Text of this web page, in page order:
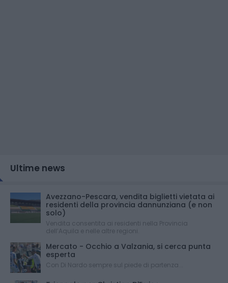
Ultime news
Avezzano-Pescara, vendita biglietti vietata ai
residenti della provincia dannunziana (e non
solo)
Vendita consentita ai residenti nella Provincia
dell’Aquila e nelle altre regioni.
Mercato - Occhio a Valzania, si cerca punta
esperta
Con Di Nardo sempre sul piede di partenza...